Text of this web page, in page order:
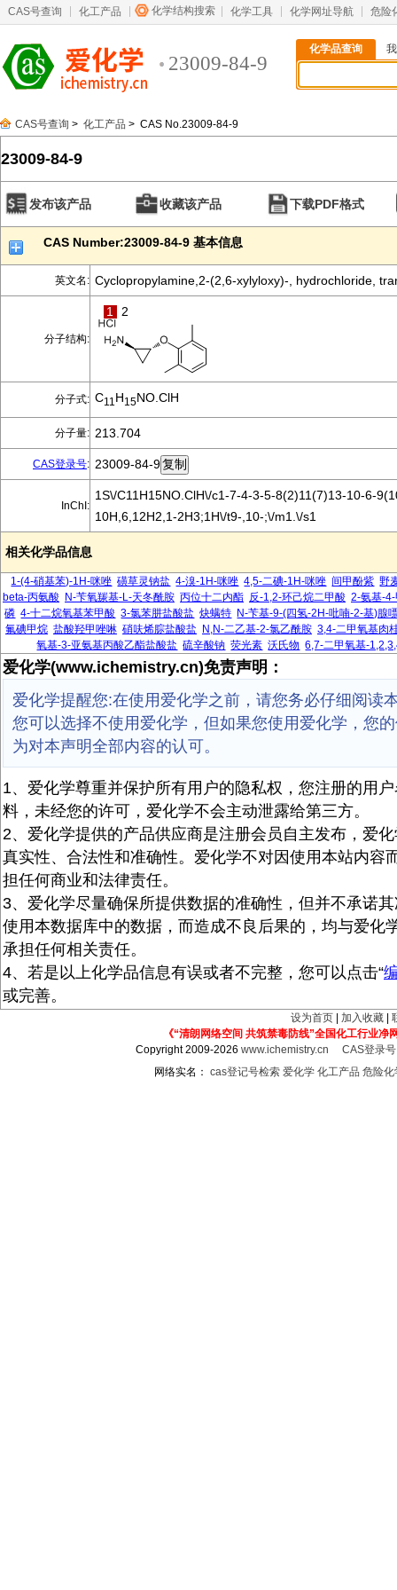
CAS号查询 化工产品 化学结构搜索 化学工具 化学网址导航 危险
23009-84-9
化学品查询
CAS号查询 > 化工产品 > CAS No.23009-84-9
23009-84-9
发布该产品 收藏该产品 下载PDF格式
CAS Number:23009-84-9 基本信息
英文名: Cyclopropylamine,2-(2,6-xylyloxy)-, hydrochloride,
分子结构:
1 2
分子式: C11 H15NO.ClH
分子量: 213.704
CAS登录号: 23009-84-9
InChI:
1S\/C11H15NO.ClH\/c1-7-4-3-5-8(2)11(7)13-10-6-
10H,6,12H2,1-2H3;1H\/t9-,10-;\/m1.\/s1
相关化学品信息
1-(4-硝基苯)-1H-咪唑 磺草灵钠盐 4-溴-1H-咪唑 4,5-二碘-1H-咪唑 间甲酚紫 野
beta-丙氨酸
N-苄氧羰基-L-天冬酰胺 丙位十二内酯 反-1,2-环己烷二甲酸 2-氨基-
磷 4-十二烷氧基苯甲酸 3-氯苯肼盐酸盐 炔螨特 N-苄基-9-(四氢-2H-吡喃-2-基)腺
氟碘甲烷 盐酸羟甲唑啉 硝呋烯腙盐酸盐 N,N-二乙基-2-氯乙酰胺 3,4-二甲氧基肉
氧基-3-亚氨基丙酸乙酯盐酸盐 硫辛酸钠 荧光素 沃氏物 6,7-二甲氧基-
爱化学(www.ichemistry.cn)免责声明：
爱化学提醒您:在使用爱化学之前，请您务必仔细阅读
您可以选择不使用爱化学，但如果您使用爱化学，您
为对本声明全部内容的认可。
1、爱化学尊重并保护所有用户的隐私权，您注册的用
料，未经您的许可，爱化学不会主动泄露给第三方。
2、爱化学提供的产品供应商是注册会员自主发布，爱
真实性、合法性和准确性。爱化学不对因使用本站内容
担任何商业和法律责任。
3、爱化学尽量确保所提供数据的准确性，但并不承诺
使用本数据库中的数据，而造成不良后果的，均与爱化
承担任何相关责任。
4、若是以上化学品信息有误或者不完整，您可以点击“
或完善。
设为首页 加入收藏
《“清朗网络空间 共筑禁毒防线”全国化工行业净
Copyright 2009-2026www.ichemistry.cn
CAS登录
网络实名： cas登记号检索 爱化学 化工产品 危险化